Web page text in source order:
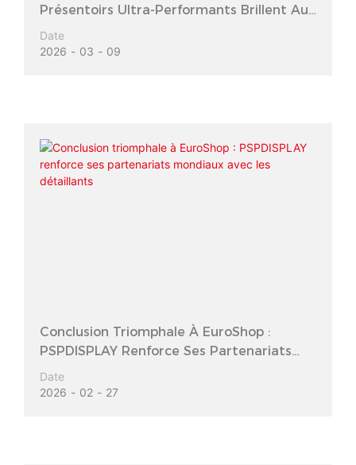
Présentoirs Ultra-Performants Brillent Au
Salon International De La Joaillerie De
Hong Kong 2026
Date
2026
03 09
Conclusion Triomphale À EuroShop :
PSPDISPLAY Renforce Ses Partenariats
Mondiaux Avec Les Détaillants
Date
2026
02 27